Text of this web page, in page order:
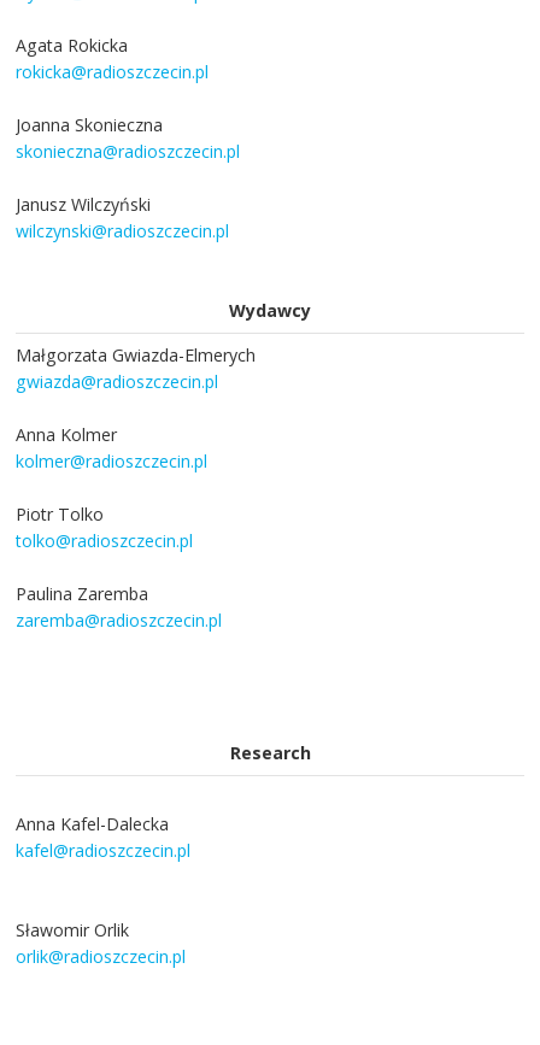
Agata Rokicka
rokicka@radioszczecin.pl
Joanna Skonieczna
skonieczna@radioszczecin.pl
Janusz Wilczyński
wilczynski@radioszczecin.pl
Wydawcy
Małgorzata Gwiazda-Elmerych
gwiazda@radioszczecin.pl
Anna Kolmer
kolmer@radioszczecin.pl
Piotr Tolko
tolko@radioszczecin.pl
Paulina Zaremba
zaremba@radioszczecin.pl
Research
Anna Kafel-Dalecka
kafel@radioszczecin.pl
Sławomir Orlik
orlik@radioszczecin.pl